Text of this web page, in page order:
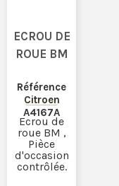
ECROU DE
ROUE BM
Référence
Citroen
A4167A
Ecrou de
roue BM ,
Pièce
d'occasion
contrôlée.